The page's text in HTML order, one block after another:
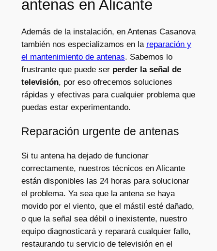
antenas en Alicante
Además de la instalación, en Antenas Casanova
también nos especializamos en la reparación y
el mantenimiento de antenas. Sabemos lo
frustrante que puede ser perder la señal de
televisión, por eso ofrecemos soluciones
rápidas y efectivas para cualquier problema que
puedas estar experimentando.
Reparación urgente de antenas
Si tu antena ha dejado de funcionar
correctamente, nuestros técnicos en Alicante
están disponibles las 24 horas para solucionar
el problema. Ya sea que la antena se haya
movido por el viento, que el mástil esté dañado,
o que la señal sea débil o inexistente, nuestro
equipo diagnosticará y reparará cualquier fallo,
restaurando tu servicio de televisión en el